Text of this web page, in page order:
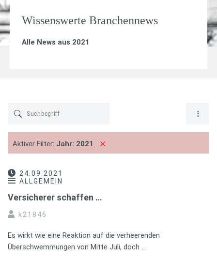
Wissenswerte Branchennews
Alle News aus 2021
Aktiver Filter: Jahr: 2021
24.09.2021
ALLGEMEIN
Versicherer schaffen …
k21846
Es wirkt wie eine Reaktion auf die verheerenden
Überschwemmungen von Mitte Juli, doch …